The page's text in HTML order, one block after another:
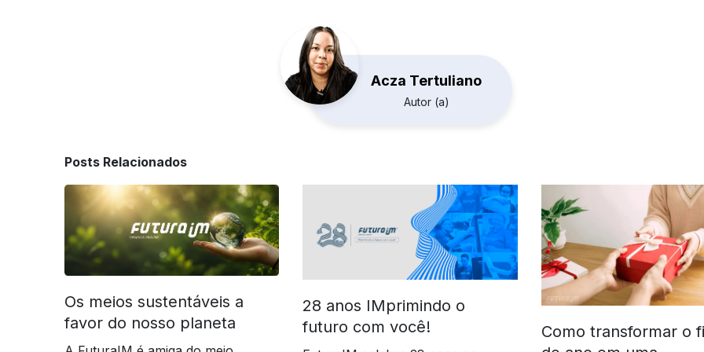
Acza Tertuliano
Autor (a)
Posts Relacionados
Os meios sustentáveis a
favor do nosso planeta
28 anos IMprimindo o
futuro com você!
Como transformar o